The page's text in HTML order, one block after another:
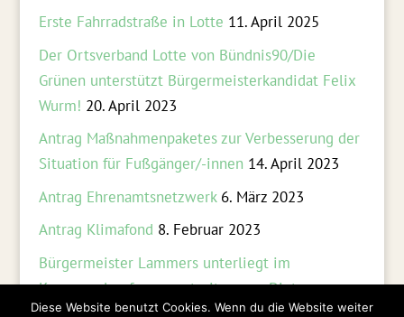
Erste Fahrradstraße in Lotte 11. April 2025
Der Ortsverband Lotte von Bündnis90/Die
Grünen unterstützt Bürgermeisterkandidat Felix
Wurm! 20. April 2023
Antrag Maßnahmenpaketes zur Verbesserung der
Situation für Fußgänger/-innen 14. April 2023
Antrag Ehrenamtsnetzwerk 6. März 2023
Antrag Klimafond 8. Februar 2023
Bürgermeister Lammers unterliegt im
Kommunalverfassungsstreit gegen Dieter
Diese Website benutzt Cookies. Wenn du die Website weiter